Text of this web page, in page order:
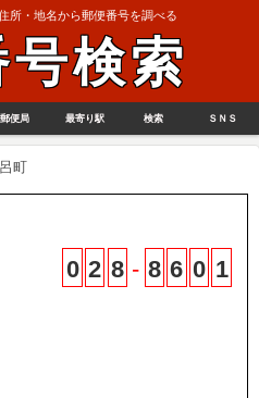
所・地名から郵便番号を調べる
検索
郵便局 最寄り駅 検索 ＳＮＳ
町
0 2 8 - 8 6 0 1